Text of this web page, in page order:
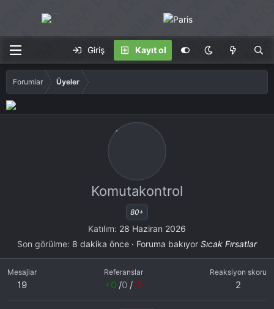
Giriş Kayıt ol
Forumlar Üyeler
Komutakontrol
80+
Katılım 28 Haziran 2026
Son görülme 8 dakika önce · Foruma bakıyor Sıcak Fırsatlar
Mesajlar
19
Referanslar
+0/0/-0
Reaksiyon skoru
2